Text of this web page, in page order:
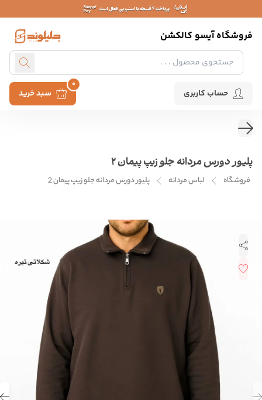
فروشگاه آیسو کالکشن
حساب کاربری سبد خرید
0
پلیور دورس مردانه جلو زیپ پیمان 2
فروشگاه لباس مردانه پلیور دورس مردانه جلو زیپ پیمان 2